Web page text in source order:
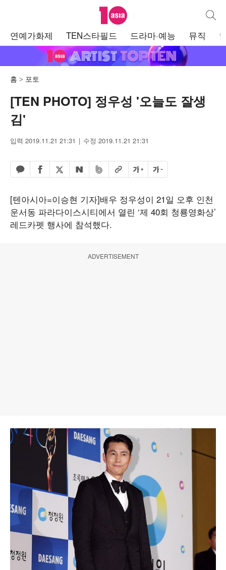
텐아시아 통합
연예가화제 TEN스타필드 드라마·예능 뮤직
홈 포토
[TEN PHOTO] 정우성 '오늘도 잘생
김'
입력 2019.11.21 21:31 수정 2019.11.21 21:31
카카오톡 공유하기
페이스북 공유하기
엑스 공유하기
네이버 공유하기
밴드 공유하기
URL복사글자 크게글자 작게
[텐아시아=이승현 기자]배우 정우성이 21일 오후 인천
운서동 파라다이스시티에서 열린 ‘제 40회 청룡영화상’
레드카펫 행사에 참석했다.
ADVERTISEMENT